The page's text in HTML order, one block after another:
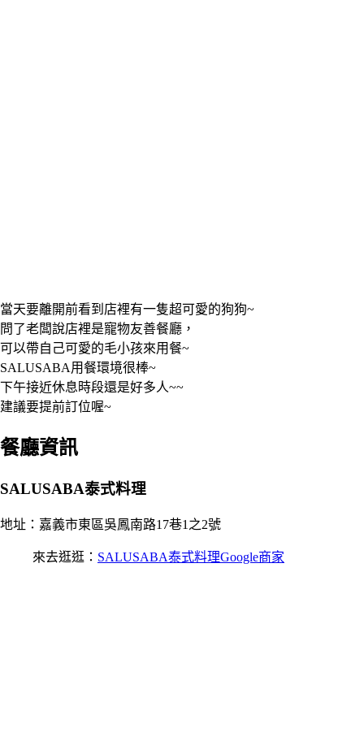
當天要離開前看到店裡有一隻超可愛的狗狗~
問了老闆說店裡是寵物友善餐廳，
可以帶自己可愛的毛小孩來用餐~
SALUSABA用餐環境很棒~
下午接近休息時段還是好多人~~
建議要提前訂位喔~
餐廳資訊
SALUSABA泰式料理
地址：嘉義市東區吳鳳南路17巷1之2號
來去逛逛： SALUSABA泰式料理Google商家